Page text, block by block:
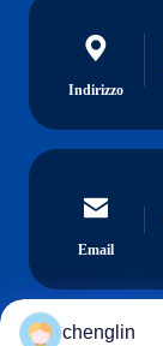
Indirizzo
Email
chenglin